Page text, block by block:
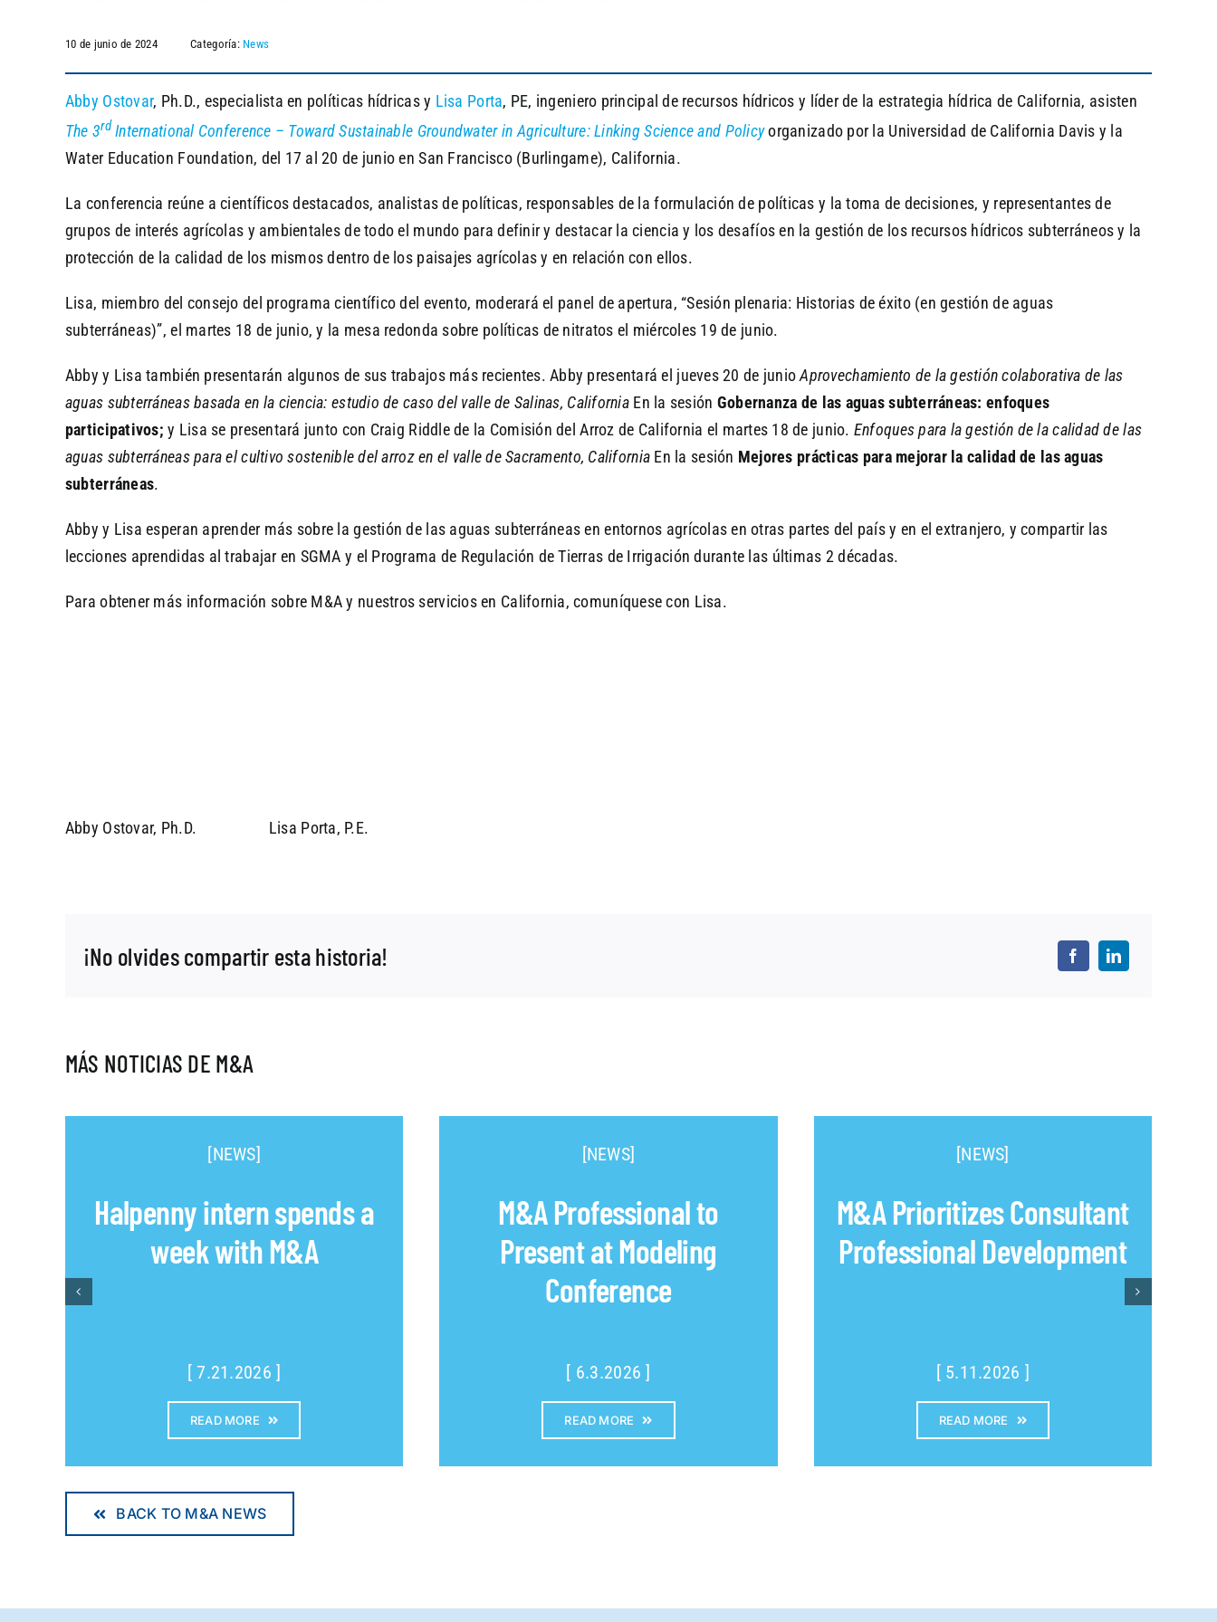
10 de junio de 2024 Categoría: News
Abby Ostovar, Ph.D., especialista en políticas hídricas y Lisa Porta, PE, ingeniero principal de recursos hídricos y líder de la estrategia hídrica de California, asisten
The 3rdInternational Conference – Toward Sustainable Groundwater in Agriculture: Linking Science and Policyorganizado por la Universidad de California Davis y la
Water Education Foundation, del 17 al 20 de junio en San Francisco (Burlingame), California.
La conferencia reúne a científicos destacados, analistas de políticas, responsables de la formulación de políticas y la toma de decisiones, y representantes de
grupos de interés agrícolas y ambientales de todo el mundo para definir y destacar la ciencia y los desafíos en la gestión de los recursos hídricos subterráneos y la
protección de la calidad de los mismos dentro de los paisajes agrícolas y en relación con ellos.
Lisa, miembro del consejo del programa científico del evento, moderará el panel de apertura, “Sesión plenaria: Historias de éxito (en gestión de aguas
subterráneas)”, el martes 18 de junio, y la mesa redonda sobre políticas de nitratos el miércoles 19 de junio.
Abby y Lisa también presentarán algunos de sus trabajos más recientes. Abby presentará el jueves 20 de junioAprovechamiento de la gestión colaborativa de las
aguas subterráneas basada en la ciencia: estudio de caso del valle de Salinas, CaliforniaEn la sesión Gobernanza de las aguas subterráneas: enfoques
participativos;y Lisa se presentará junto con Craig Riddle de la Comisión del Arroz de California el martes 18 de junio. Enfoques para la gestión de la calidad de las
aguas subterráneas para el cultivo sostenible del arroz en el valle de Sacramento, California En la sesión Mejores prácticas para mejorar la calidad de las aguas
subterráneas.
Abby y Lisa esperan aprender más sobre la gestión de las aguas subterráneas en entornos agrícolas en otras partes del país y en el extranjero, y compartir las
lecciones aprendidas al trabajar en SGMA y el Programa de Regulación de Tierras de Irrigación durante las últimas 2 décadas.
Para obtener más información sobre M&A y nuestros servicios en California, comuníquese con Lisa.
Abby Ostovar, Ph.D. Lisa Porta, P.E.
¡No olvides compartir esta historia!
MÁS NOTICIAS DE M&A
[NEWS]
Halpenny intern spends a
week with M&A
[ 7.21.2026 ]
READ MORE
[NEWS]
M&A Professional to
Present at Modeling
Conference
[ 6.3.2026 ]
READ MORE
[NEWS]
M&A Prioritizes Consultant
Professional Development
[ 5.11.2026 ]
READ MORE
BACK TO M&A NEWS